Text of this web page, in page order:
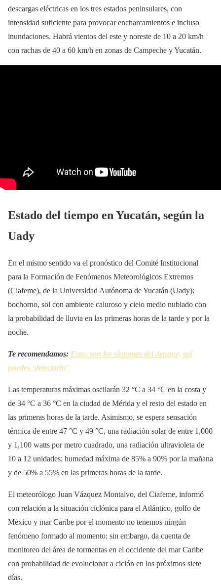
descargas eléctricas en los tres estados peninsulares, con
intensidad suficiente para provocar encharcamientos e incluso
inundaciones. Habrá vientos del este y noreste de 10 a 20 km/h
con rachas de 40 a 60 km/h en zonas de Campeche y Yucatán.
Estado del tiempo en Yucatán, según la
Uady
En el mismo sentido va el pronóstico del Comité Institucional
para la Formación de Fenómenos Meteorológicos Extremos
(Ciafeme), de la Universidad Autónoma de Yucatán (Uady):
bochorno, sol con ambiente caluroso y cielo medio nublado con
la probabilidad de lluvia en las primeras horas de la tarde y por la
noche.
Te recomendamos: Estos son los síntomas del dengue, así
puedes ‘detectarlo’
Las temperaturas máximas oscilarán 32 °C a 34 °C en la costa y
de 34 °C a 36 °C en la ciudad de Mérida y el resto del estado en
las primeras horas de la tarde. Asimismo, se espera sensación
térmica de entre 47 °C y 49 °C, una radiación solar de entre 1,000
y 1,100 watts por metro cuadrado, una radiación ultravioleta de
10 a 12 unidades; humedad máxima de 85% a 90% por la mañana
y de 50% a 55% en las primeras horas de la tarde.
El meteorólogo Juan Vázquez Montalvo, del Ciafeme, informó
con relación a la situación ciclónica para el Atlántico, golfo de
México y mar Caribe por el momento no tenemos ningún
fenómeno formado al momento; sin embargo, da cuenta de
monitoreo del área de tormentas en el occidente del mar Caribe
con probabilidad de evolucionar a ciclón en los próximos siete
días.